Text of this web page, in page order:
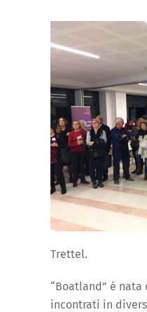
Trettel.
“Boatland” è
incontrati in